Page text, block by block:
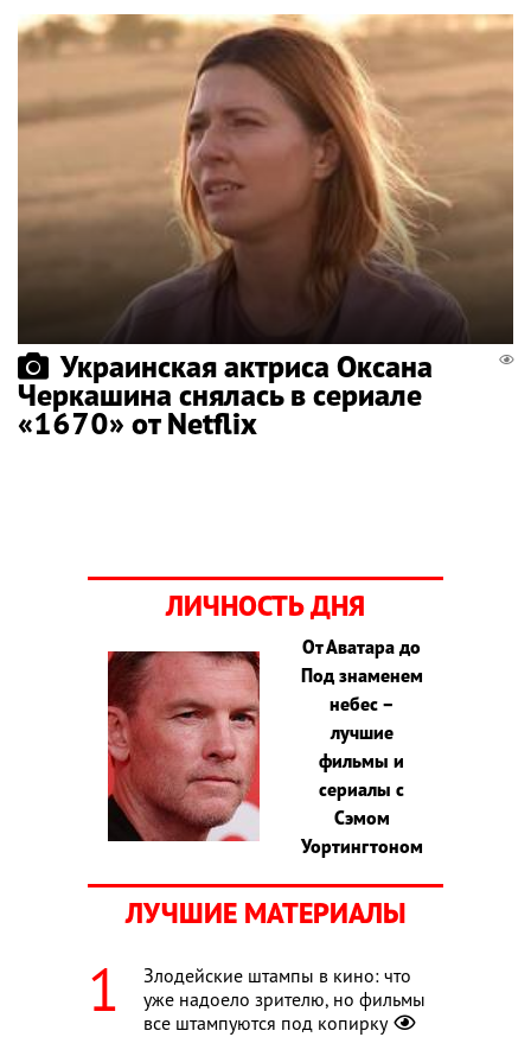
Украинская актриса Оксана
Черкашина снялась в сериале
«1670» от Netflix
ЛИЧНОСТЬ ДНЯ
От Аватара до
Под знаменем
небес –
лучшие
фильмы и
сериалы с
Сэмом
Уортингтоном
ЛУЧШИЕ МАТЕРИАЛЫ
Злодейские штампы в кино: что
уже надоело зрителю, но фильмы
все штампуются под копирку